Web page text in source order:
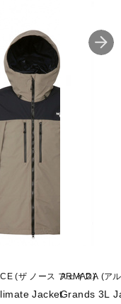
(ザ ノース フェイス)
Jacket
ARMADA (ア
Grands 3L